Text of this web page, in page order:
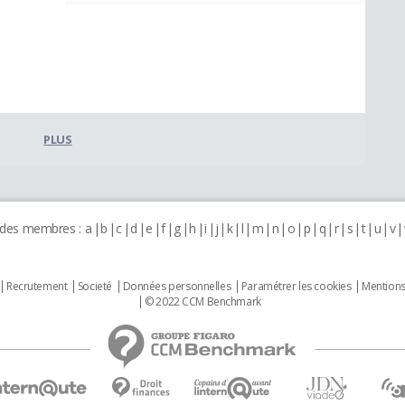
PLUS
membres : a b c d e f g h i j k l m n o p q r s t u v
Recrutement Societé Données personnelles Paramétrer les cookies
© 2022 CCM Benchmark